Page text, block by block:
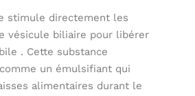
stimule directement les
vésicule biliaire pour libérer
. Cette substance
un émulsifiant qui
alimentaires durant le